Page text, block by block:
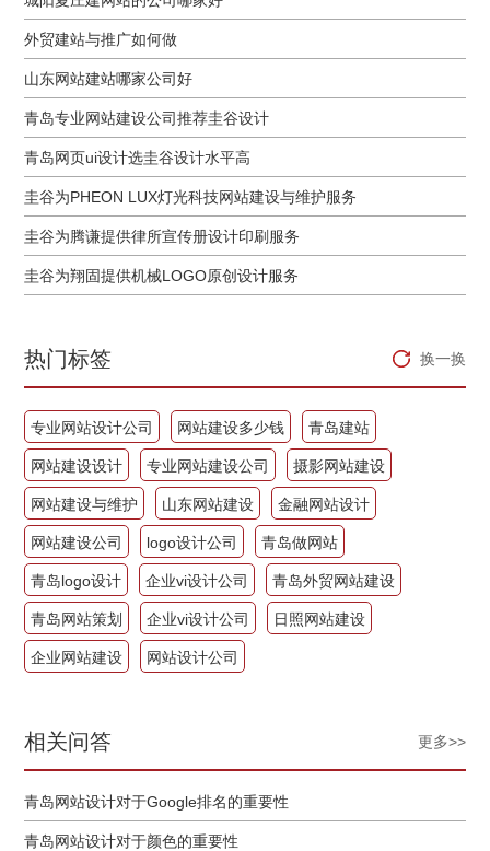
外贸建站与推广如何做
山东网站建站哪家公司好
青岛专业网站建设公司推荐圭谷设计
青岛网页ui设计选圭谷设计水平高
圭谷为PHEON LUX灯光科技网站建设与维护服务
圭谷为腾谦提供律所宣传册设计印刷服务
圭谷为翔固提供机械LOGO原创设计服务
热门标签 换一换
专业网站设计公司 网站建设多少钱 青岛建站
网站建设设计 专业网站建设公司 摄影网站建设
网站建设与维护 山东网站建设 金融网站设计
网站建设公司 logo设计公司 青岛做网站
青岛logo设计 企业vi设计公司 青岛外贸网站建设
青岛网站策划 企业vi设计公司 日照网站建设
企业网站建设 网站设计公司
相关问答 更多>>
青岛网站设计对于Google排名的重要性
青岛网站设计对于颜色的重要性